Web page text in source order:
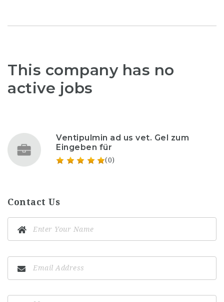
This company has no
active jobs
Ventipulmin ad us vet. Gel zum
Eingeben für
(0)
Contact Us